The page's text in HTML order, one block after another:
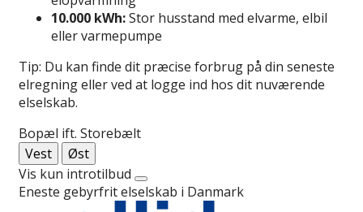
10.000 kWh:Stor husstand med elvarme, elbil
eller varmepumpe
Tip: Du kan finde dit præcise forbrug på din seneste
elregning eller ved at logge ind hos dit nuværende
elselskab.
Bopæl ift. Storebælt
Vest
Øst
Vis kun introtilbud
Eneste gebyrfrit elselskab i Danmark